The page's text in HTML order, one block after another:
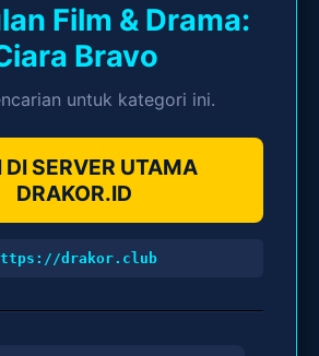
Film & Drama:
Bravo
untuk kategori ini.
DI SERVER UTAMA
DRAKOR.ID
drakor.club